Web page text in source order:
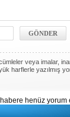
veya imalar,
harflerle yazılmış
henüz yorum